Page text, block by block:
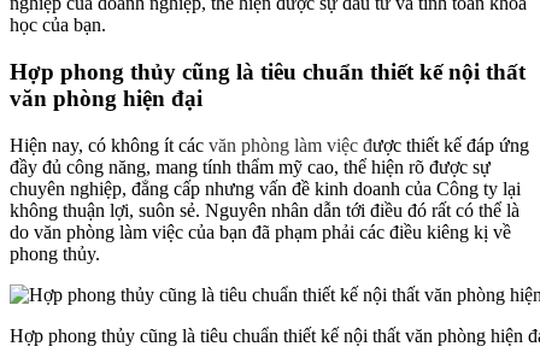
học của bạn.
Hợp phong thủy cũng là tiêu chuẩn thiết kế nội thất
văn phòng hiện đại
Hiện nay, có không ít các văn phòng làm việc được thiết kế đáp ứng
đầy đủ công năng, mang tính thẩm mỹ cao, thể hiện rõ được sự
chuyên nghiệp, đẳng cấp nhưng vấn đề kinh doanh của Công ty lại
không thuận lợi, suôn sẻ. Nguyên nhân dẫn tới điều đó rất có thể là
do văn phòng làm việc của bạn đã phạm phải các điều kiêng kị về
phong thủy.
Hợp phong thủy cũng là tiêu chuẩn thiết kế nội thất văn phòng hiện